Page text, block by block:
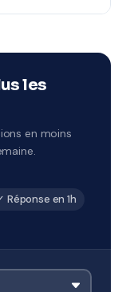
les
en moins
Réponse en 1h